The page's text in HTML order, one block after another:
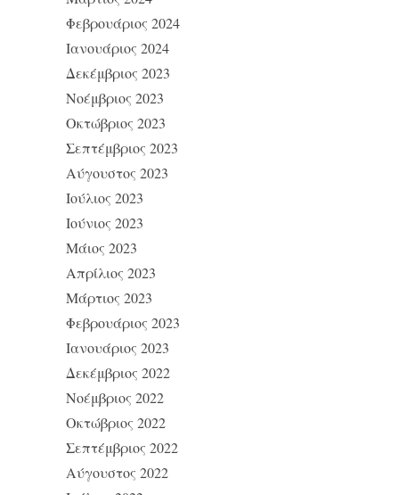
Φεβρουάριος 2024
Ιανουάριος 2024
Δεκέμβριος 2023
Νοέμβριος 2023
Οκτώβριος 2023
Σεπτέμβριος 2023
Αύγουστος 2023
Ιούλιος 2023
Ιούνιος 2023
Μάιος 2023
Απρίλιος 2023
Μάρτιος 2023
Φεβρουάριος 2023
Ιανουάριος 2023
Δεκέμβριος 2022
Νοέμβριος 2022
Οκτώβριος 2022
Σεπτέμβριος 2022
Αύγουστος 2022